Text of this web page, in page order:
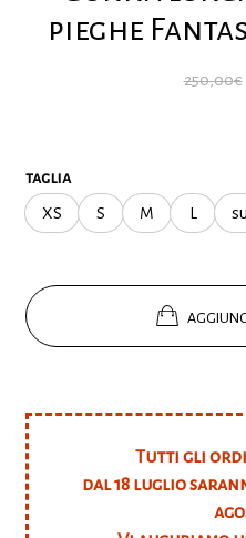
pieghe
250,00€
taglia
XS S M L
Tutti gli
dal 18 luglio